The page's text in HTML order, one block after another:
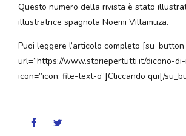
Questo numero della rivista è stato
illustratrice spagnola Noemi Villamuza.
Puoi leggere l’articolo completo [su_button
url=”https://www.storiepertutti.it/dicono-di-
icon=”icon: file-text-o”]Cliccando qui[/